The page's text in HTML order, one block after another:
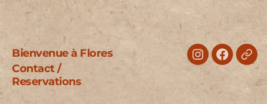
Bienvenue à Flores
Contact /
Reservations
Instagram